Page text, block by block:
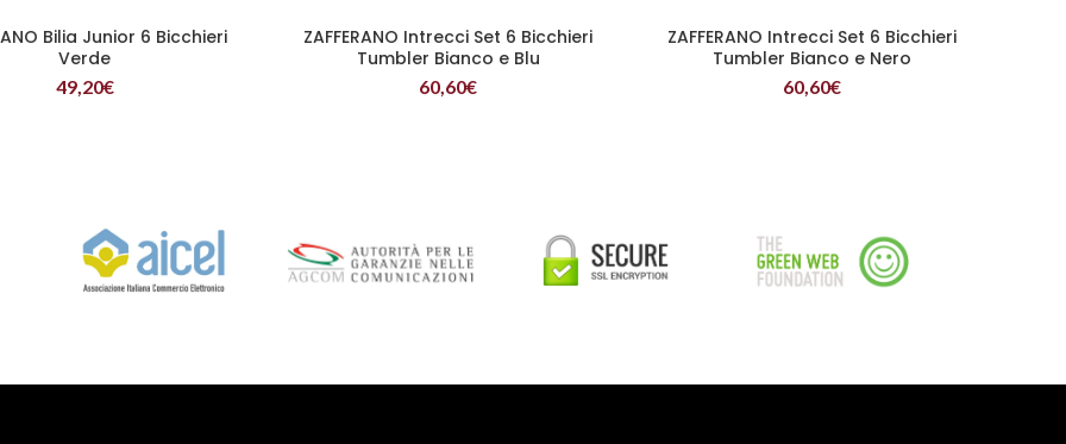
LEGGI TUTTO
Bilia Junior 6 Bicchieri
Verde
49,20€
LEGGI TUTTO
ZAFFERANO Intrecci Set 6 Bicchieri
Tumbler Bianco e Blu
60,60€
LEGGI TUTTO
ZAFFERANO Intrecci Set 6 Bicchieri
Tumbler Bianco e Nero
60,60€